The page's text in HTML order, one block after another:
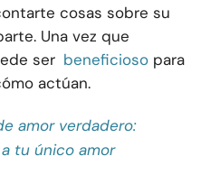
cosas sobre su
Una vez que
ser beneficioso para
actúan.
amor verdadero:
tu único amor